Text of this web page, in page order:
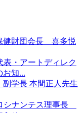
健財団会長 喜多悦
表・アートディレク
お知...
副学長 本間正人先生
シナンテス理事長